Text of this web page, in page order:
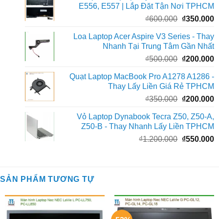
₫700.000.
E556, E557 | Lắp Đặt Tận Nơi TPHCM
₫600.000 Giá
là:
₫600.000.
₫350.000
Loa Laptop Acer Aspire V3 Series - Thay
Nhanh Tại Trung Tâm Gần Nhất
₫500.000 Giá
là:
₫500.000.
₫200.000
Quạt Laptop MacBook Pro A1278 A1286 -
Thay Lấy Liền Giá Rẻ TPHCM
₫350.000 Giá
là:
₫350.000.
₫200.000
Vỏ Laptop Dynabook Tecra Z50, Z50-A,
Z50-B - Thay Nhanh Lấy Liền TPHCM
₫1.200.000 Giá
₫550.000
SẢN PHẨM TƯƠNG TỰ